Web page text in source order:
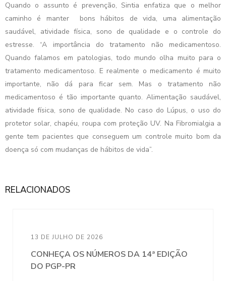
Quando o assunto é prevenção, Sintia enfatiza que o melhor
caminho é manter bons hábitos de vida, uma alimentação
saudável, atividade física, sono de qualidade e o controle do
estresse. “A importância do tratamento não medicamentoso.
Quando falamos em patologias, todo mundo olha muito para o
tratamento medicamentoso. E realmente o medicamento é muito
importante, não dá para ficar sem. Mas o tratamento não
medicamentoso é tão importante quanto. Alimentação saudável,
atividade física, sono de qualidade. No caso do Lúpus, o uso do
protetor solar, chapéu, roupa com proteção UV. Na Fibromialgia a
gente tem pacientes que conseguem um controle muito bom da
doença só com mudanças de hábitos de vida”.
RELACIONADOS
13 DE JULHO DE 2026
CONHEÇA OS NÚMEROS DA 14ª EDIÇÃO
DO PGP-PR